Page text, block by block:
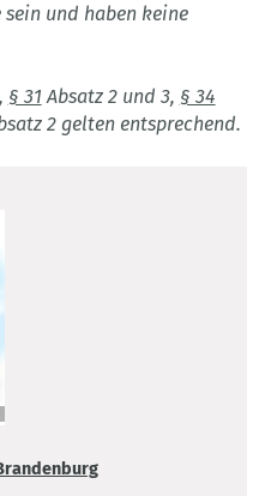
sein und haben keine
§ 31 Absatz 2 und 3, § 34
2 gelten entsprechend.